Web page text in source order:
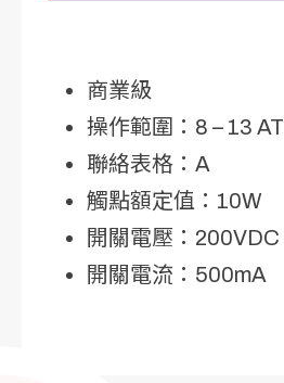
商業級
操作範圍：8 – 13 AT
聯絡表格：A
觸點額定值：10W
開關電壓：200VDC
開關電流：500mA